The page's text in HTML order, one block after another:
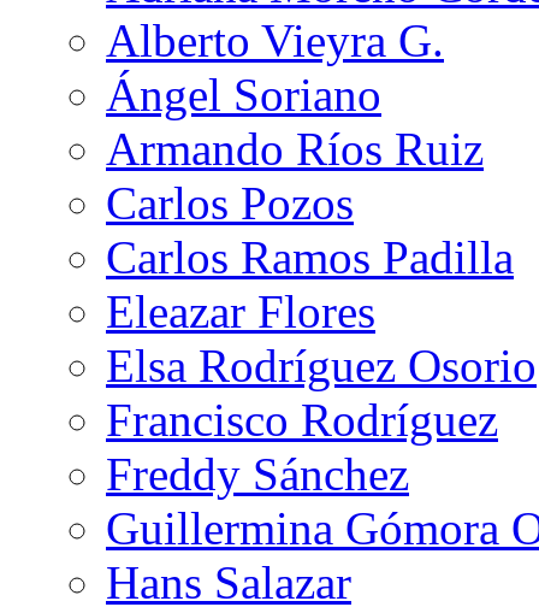
Alberto Vieyra G.
Ángel Soriano
Armando Ríos Ruiz
Carlos Pozos
Carlos Ramos Padilla
Eleazar Flores
Elsa Rodríguez Osorio
Francisco Rodríguez
Freddy Sánchez
Guillermina Gómora
Hans Salazar